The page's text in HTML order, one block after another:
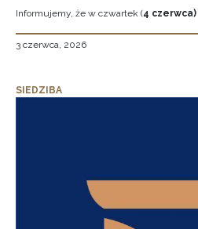
Informujemy, że w czwartek (4 czerwca)
3 czerwca, 2026
SIEDZIBA